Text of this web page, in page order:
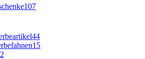
107
44
15